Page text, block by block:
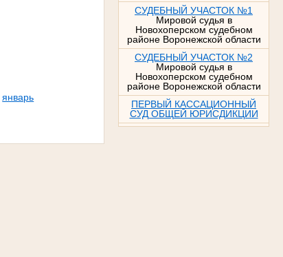
СУДЕБНЫЙ УЧАСТОК №1
Мировой судья в
Новохоперском судебном
районе Воронежской области
СУДЕБНЫЙ УЧАСТОК №2
Мировой судья в
Новохоперском судебном
районе Воронежской области
ПЕРВЫЙ КАССАЦИОННЫЙ
СУД ОБЩЕЙ ЮРИСДИКЦИИ
январь